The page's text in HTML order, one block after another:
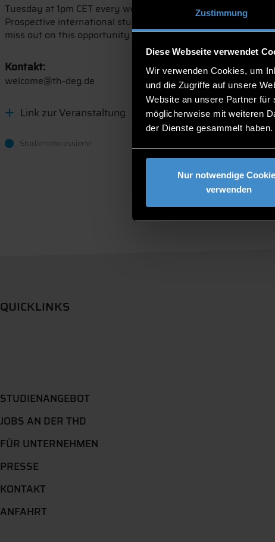
Zustimmung
Diese Webseite verwendet
Wir verwenden Cookies, um
und die Zugriffe auf unsere
Website an unsere Partner für
möglicherweise mit weiteren
der Dienste gesammelt haben.
Nur notwendige
verwenden
Tuesday at 1pm CET every weeks in Russian, Italian,
Prospective international students will have the possibility to
miss out on this opportunity to join a session!
Kontakt:
welcome@th-deg.de
Link zur Veranstaltung
Studieninteressierte
QUICKLINKS
STUDIENANGEBOT
JOBS AN DER THD
FÜR UNTERNEHMEN
PRESSE
KONTAKT
ANFAHRT